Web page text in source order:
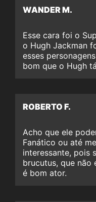
WANDER M.
Esse cara foi o
o Hugh Jackman
esses
bom que o Hugh
ROBERTO F.
Acho que ele
Fanático ou até
interessante, pois
brucutus, que não
é bom ator.